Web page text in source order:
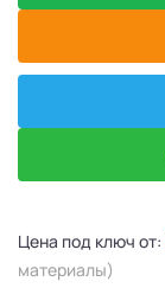
Цена под ключ от:
материалы)